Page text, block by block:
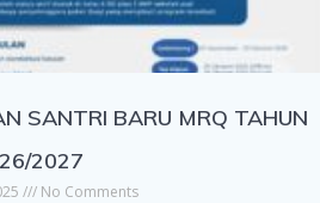
SANTRI BARU MRQ TAHUN
2027
No Comments